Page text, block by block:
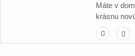
Máte v
krásnu